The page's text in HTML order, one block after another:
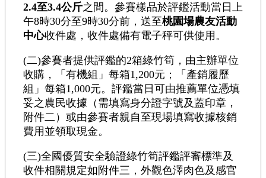
2.4至3.4公斤之間。參賽樣品於評鑑活動當日上
午8時30分至9時30分前，送至桃園場農友活動
中心收件處，收件處備有電子秤可供使用。
(二)參賽者提供評鑑的2箱綠竹筍，由主辦單位
收購，「有機組」每箱1,200元；「產銷履歷
組」每箱1,000元。評鑑當日可由推薦單位憑填
妥之農民收據（需填寫身分證字號及蓋印章，
附件二）或由參賽者親自至現場填寫收據核銷
費用並領取現金。
(三)全國優質安全驗證綠竹筍評鑑評審標準及
收件相關規定如附件三，外觀色澤肉色及感官